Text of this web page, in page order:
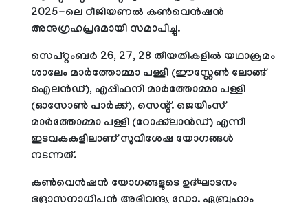
2025-ലെ റീജിയണല്‍ കണ്‍വെന്‍ഷന്‍
അനുഗ്രഹപ്രദമായി സമാപിച്ചു.
സെപ്റ്റംബര്‍ 26, 27, 28 തീയതികളില്‍ യഥാക്രമം
ശാലേം മാര്‍ത്തോമ്മാ പള്ളി (ഈസ്റ്റേണ്‍ ലോങ്ങ്
ഐലന്‍ഡ്), എപ്പിഫനി മാര്‍ത്തോമ്മാ പള്ളി
(ഓസോണ്‍ പാര്‍ക്ക്), സെന്റ്. ജെയിംസ്
മാര്‍ത്തോമ്മാ പള്ളി (റോക്ക്‌ലാന്‍ഡ്) എന്നീ
ഇടവകകളിലാണ് സുവിശേഷ യോഗങ്ങള്‍
നടന്നത്.
കണ്‍വെന്‍ഷന്‍ യോഗങ്ങളുടെ ഉദ്ഘാടനം